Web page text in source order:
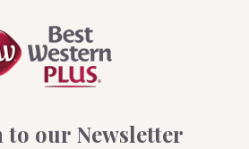
to our Newsletter